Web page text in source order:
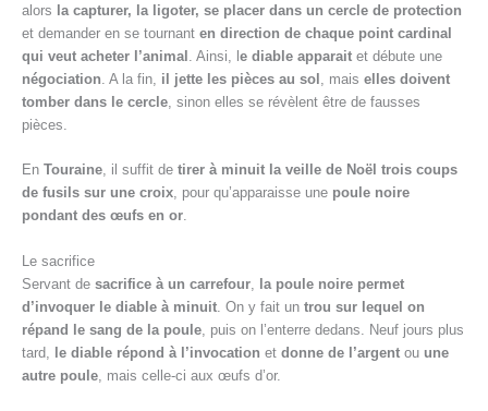
alors la capturer, la ligoter, se placer dans un cercle de protection
et demander en se tournant en direction de chaque point cardinal
qui veut acheter l’animal
. Ainsi, l e diable apparait et débute une
négociation . A la fin, il jette les pièces au sol , mais elles doivent
tomber dans le cercle , sinon elles se révèlent être de fausses
pièces.
En Touraine, il suffit de tirer à minuit la veille de Noël trois coups
de fusils sur une croix, pour qu’apparaisse une poule noire
pondant des œufs en or.
Le sacrifice
Servant de sacrifice à un carrefour
la poule noire permet
d’invoquer le diable à minuit . On y fait un trou sur lequel on
répand le sang de la poule , puis on l’enterre dedans. Neuf jours plus
tard,
le diable répond à l’invocation et donne de l’argent ou une
autre poule , mais celle-ci aux œufs d’or.